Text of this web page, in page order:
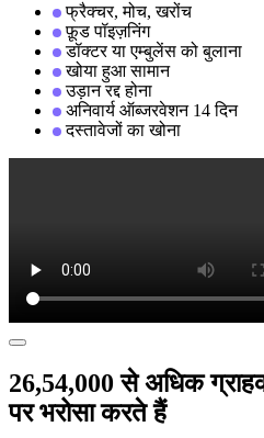
फ्रैक्चर, मोच, खरोंच
फ़ूड पॉइज़निंग
डॉक्टर या एम्बुलेंस को बुलाना
खोया हुआ सामान
उड़ान रद्द होना
अनिवार्य ऑब्जरवेशन 14 दिन
दस्तावेजों का खोना
26,54,000 से अधिक
पर भरोसा करते हैं